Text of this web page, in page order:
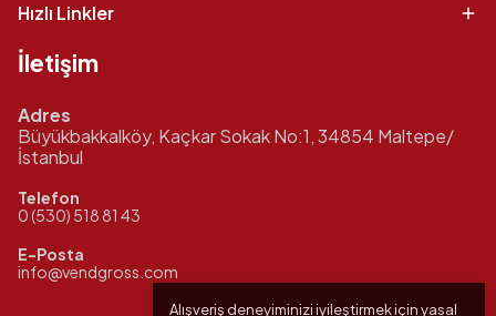
Alışveriş deneyiminizi iyileştirmek için yasal
Hızlı Linkler
İletişim
Adres
Büyükbakkalköy, Kaçkar Sokak No:1, 34854 Maltepe/
İstanbul
Telefon
0 (530) 518 81 43
E-Posta
info@vendgross.com